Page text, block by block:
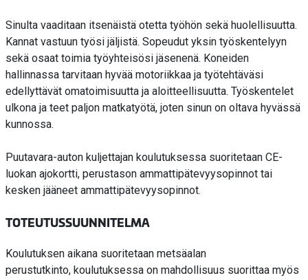
Sinulta vaaditaan itsenäistä otetta työhön sekä huolellisuutta.
Kannat vastuun työsi jäljistä. Sopeudut yksin työskentelyyn
sekä osaat toimia työyhteisösi jäsenenä. Koneiden
hallinnassa tarvitaan hyvää motoriikkaa ja työtehtäväsi
edellyttävät omatoimisuutta ja aloitteellisuutta. Työskentelet
ulkona ja teet paljon matkatyötä, joten sinun on oltava hyvässä
kunnossa.
Puutavara-auton kuljettajan koulutuksessa suoritetaan CE-
luokan ajokortti, perustason ammattipätevyysopinnot tai
kesken jääneet ammattipätevyysopinnot.
TOTEUTUSSUUNNITELMA
Koulutuksen aikana suoritetaan metsäalan
perustutkinto, koulutuksessa on mahdollisuus suorittaa myös